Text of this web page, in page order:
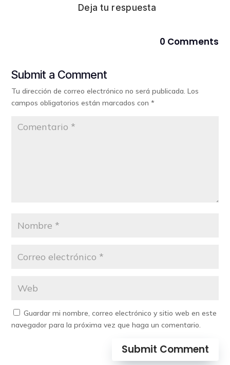
Deja tu respuesta
0 Comments
Submit a Comment
Tu dirección de correo electrónico no será publicada. Los
campos obligatorios están marcados con*
Guardar mi nombre, correo electrónico y sitio web en este
navegador para la próxima vez que haga un comentario.
Submit Comment